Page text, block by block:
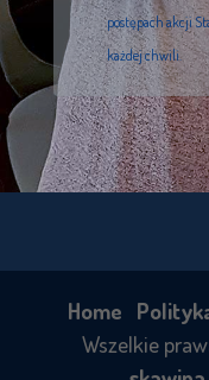
postępach akcji
każdej chwili.
Home
Wszelkie